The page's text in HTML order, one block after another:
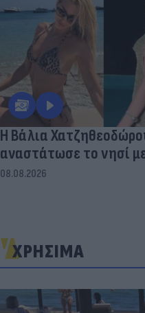
Η Βάλια
αναστάτωσε το νησί
08.08.2026
ΧΡΗΣΙΜΑ